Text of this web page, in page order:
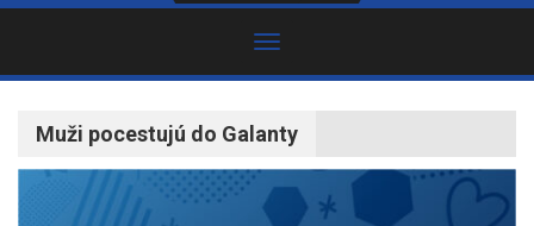
Muži pocestujú do Galanty